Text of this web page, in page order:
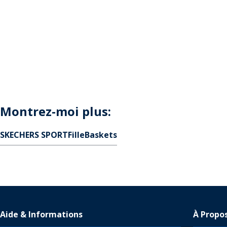
Montrez-moi plus:
SKECHERS SPORTFilleBaskets
Aide & Informations À